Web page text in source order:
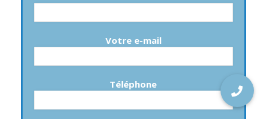
Votre e-mail
Téléphone